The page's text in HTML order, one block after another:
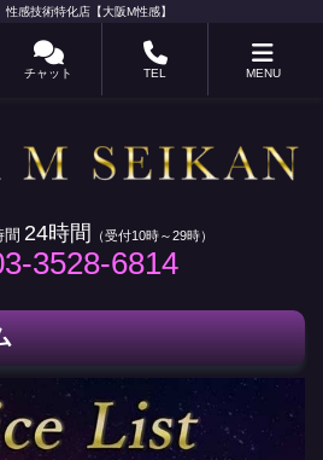
感技術特化店【大阪M性感】
チャット TEL MENU
24時間
3528-6814